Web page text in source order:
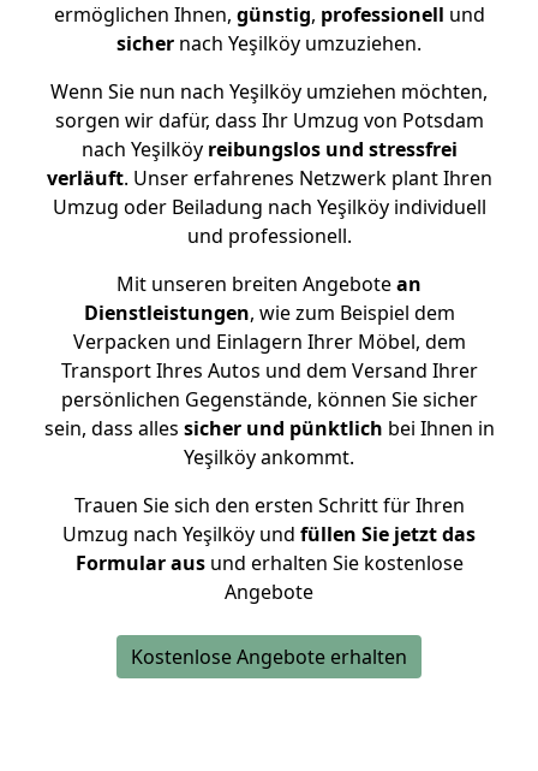
ermöglichen Ihnen, günstig, professionell und
sicher nach Yeşilköy umzuziehen.
Wenn Sie nun nach Yeşilköy umziehen möchten,
sorgen wir dafür, dass Ihr Umzug von Potsdam
nach Yeşilköy reibungslos und stressfrei
verläuft. Unser erfahrenes Netzwerk plant Ihren
Umzug oder Beiladung nach Yeşilköy individuell
und professionell.
Mit unseren breiten Angebotean
Dienstleistungen, wie zum Beispiel dem
Verpacken und Einlagern Ihrer Möbel, dem
Transport Ihres Autos und dem Versand Ihrer
persönlichen Gegenstände, können Sie sicher
sein, dass alles sicher und pünktlich bei Ihnen in
Yeşilköy ankommt.
Trauen Sie sich den ersten Schritt für Ihren
Umzug nach Yeşilköy und füllen Sie jetzt das
Formular ausund erhalten Sie kostenlose
Angebote
Kostenlose Angebote erhalten